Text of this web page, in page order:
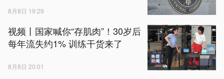
8月8日 19:29
视频丨国家喊你“存肌肉”！30岁后
每年流失约1% 训练干货来了
8月8日 20:01